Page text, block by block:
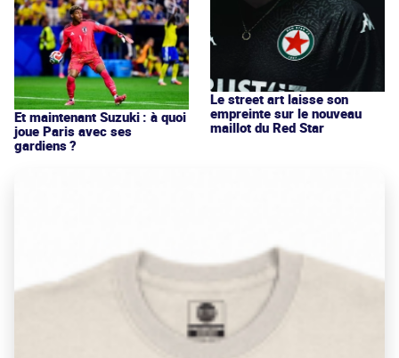
Et maintenant Suzuki : à quoi
joue Paris avec ses
gardiens ?
Le street art laisse son
empreinte sur le nouveau
maillot du Red Star